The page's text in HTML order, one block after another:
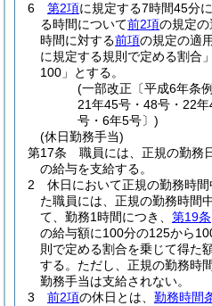
6
第2項に規定する7時間45分
る時間について前2項の規定
時間に対する前項の規定の適
に規定する規則で定める割合
100」とする。
(一部改正〔平成6年条
21年45号・48号・22
号・6年5号〕)
(休日勤務手当)
第17条
職員には、正規の勤務
の給与を支給する。
2
休日において正規の勤務時
た職員には、正規の勤務時間
て、勤務1時間につき、 第19条
の給与額に100分の125から
則で定める割合を乗じて得た
する。 ただし、正規の勤務時
勤務手当は支給されない。
3
前2項の休日とは、 勤務時間